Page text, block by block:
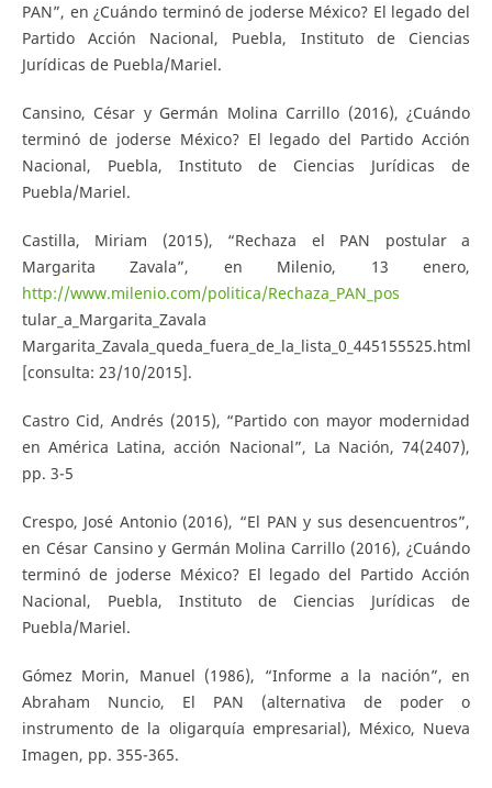
PAN”, en ¿Cuándo terminó de joderse México? El legado del
Partido Acción Nacional, Puebla, Instituto de Ciencias
Jurídicas de Puebla/Mariel.
Cansino, César y Germán Molina Carrillo (2016), ¿Cuándo
terminó de joderse México? El legado del Partido Acción
Nacional, Puebla, Instituto de Ciencias Jurídicas de
Puebla/Mariel.
Castilla, Miriam (2015), “Rechaza el PAN postular a
Margarita Zavala”, en Milenio, 13 enero,
http://www.milenio.com/politica/Rechaza_PAN_pos
tular_a_Margarita_Zavala
Margarita_Zavala_queda_fuera_de_la_lista_0_445155525.html
[consulta: 23/10/2015].
Castro Cid, Andrés (2015), “Partido con mayor modernidad
en América Latina, acción Nacional”, La Nación, 74(2407),
pp. 3-5
Crespo, José Antonio (2016), “El PAN y sus desencuentros”,
en César Cansino y Germán Molina Carrillo (2016), ¿Cuándo
terminó de joderse México? El legado del Partido Acción
Nacional, Puebla, Instituto de Ciencias Jurídicas de
Puebla/Mariel.
Gómez Morin, Manuel (1986), “Informe a la nación”, en
Abraham Nuncio, El PAN (alternativa de poder o
instrumento de la oligarquía empresarial), México, Nueva
Imagen, pp. 355-365.